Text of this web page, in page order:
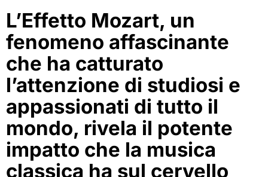
L’Effetto Mozart, un
fenomeno affascinante
che ha catturato
l’attenzione di studiosi e
appassionati di tutto il
mondo, rivela il potente
impatto che la musica
classica ha sul cervello